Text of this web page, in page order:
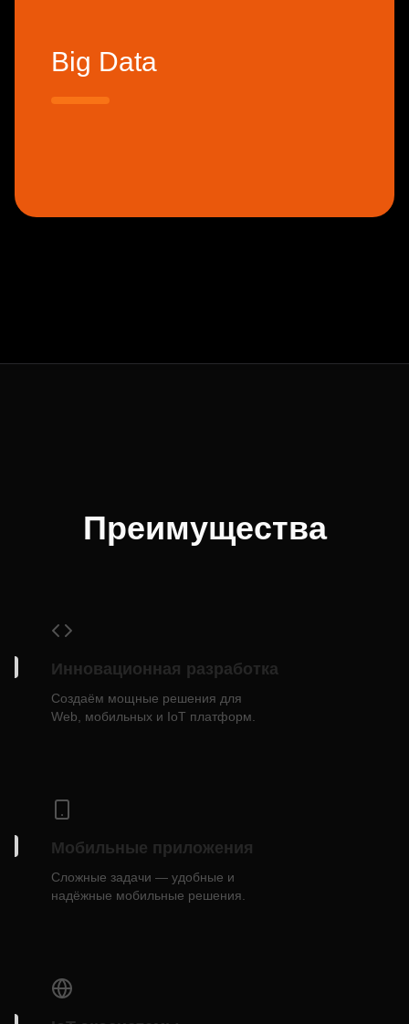
Big Data
Преимущества
Инновационная разработка
Создаём мощные решения для
Web, мобильных и IoT платформ.
Мобильные приложения
Сложные задачи — удобные и
надёжные мобильные решения.